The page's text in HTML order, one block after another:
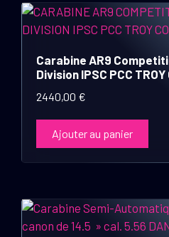
Carabine AR9
Division IPSC PCC
2440,00 €
Ajouter au panier